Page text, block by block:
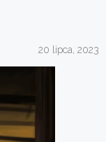
20 lipca, 2023